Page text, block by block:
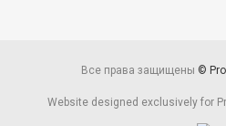
Все права защищены ©
Website designed exclusively for